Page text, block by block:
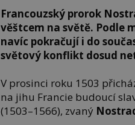
Francouzský prorok
věštcem na světě. Podle
navíc pokračují i do
světový konflikt dosud
V prosinci roku 1503
na jihu Francie budoucí
(1503–1566), zvaný